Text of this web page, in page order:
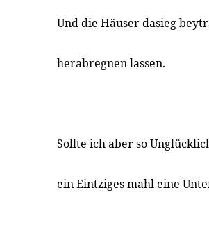
Und die Häuser dasieg
herabregnen lassen.
Sollte ich aber so
ein Eintziges mahl eine